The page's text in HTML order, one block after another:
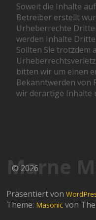
Soweit die Inhalte
Betreiber erstellt
Urheberrechte
werden Inhalte
Sollten Sie trotzdem
bitten wir um einen
Bekanntwerden von
wir derartige Inhalte
Marne
© 2026
Präsentiert von
Theme: Masonic von